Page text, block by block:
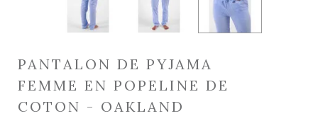
PANTALON DE PYJAMA
FEMME EN POPELINE DE
COTON - OAKLAND